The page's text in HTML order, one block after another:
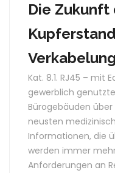
Die Zukunft
Kat. 8.1. RJ45 – mit
gewerblich
Bürogebäuden
neusten
Informationen, die
werden immer
Anforderungen an